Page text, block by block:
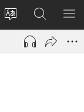
Websitesprache
ändern
Anmelden
(öffnet
Fenster)
Suche